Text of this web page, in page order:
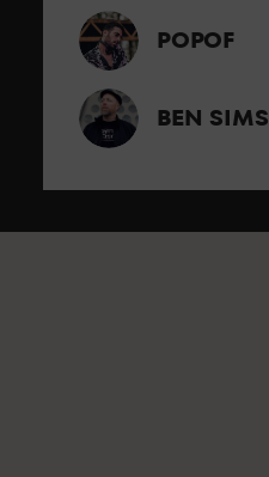
POPOF
BEN SIMS